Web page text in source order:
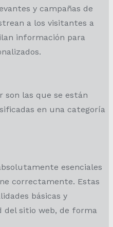
y campañas de
a los visitantes a
información para
son las que se están
en una categoría
esenciales
correctamente. Estas
básicas y
del sitio web, de forma